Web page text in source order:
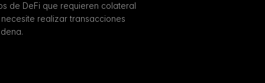
de DeFi que requieren colateral
realizar transacciones